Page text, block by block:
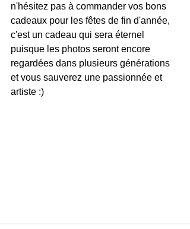
n'hésitez pas à commander vos bons
cadeaux pour les fêtes de fin d'année,
c'est un cadeau qui sera éternel
puisque les photos seront encore
regardées dans plusieurs générations
et vous sauverez une passionnée et
artiste :)